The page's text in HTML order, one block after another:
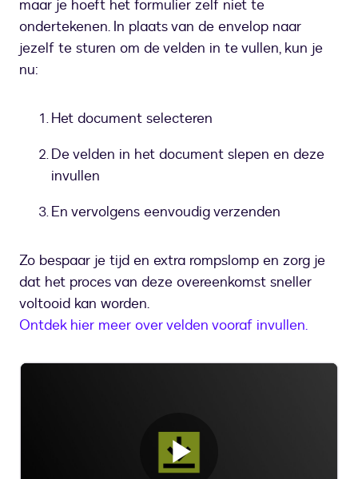
maar je hoeft het formulier zelf niet te
ondertekenen. In plaats van de envelop naar
jezelf te sturen om de velden in te vullen, kun je
nu:
Het document selecteren
De velden in het document slepen en deze
invullen
En vervolgens eenvoudig verzenden
Zo bespaar je tijd en extra rompslomp en zorg je
dat het proces van deze overeenkomst sneller
voltooid kan worden.
Ontdek hier meer over velden vooraf invullen.